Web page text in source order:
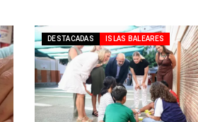
DESTACADAS ISLAS BALEARES